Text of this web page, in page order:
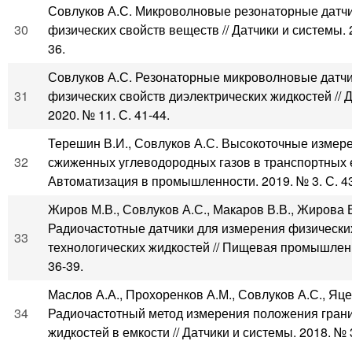
30
Совлуков А.С. Микроволновые резонаторные
физических свойств веществ // Датчики и
36.
31
Совлуков А.С. Резонаторные микроволновые
физических свойств диэлектрических жидкостей //
2020. № 11. С. 41-44.
32
Терешин В.И., Совлуков А.С. Высокоточные
сжиженных углеводородных газов в транспортных
Автоматизация в промышленности. 2019. № 3. С.
33
Жиров М.В., Совлуков А.С., Макаров В.В., Жирова
Радиочастотные датчики для измерения
технологических жидкостей // Пищевая
36-39.
34
Маслов А.А., Прохоренков А.М., Совлуков А.С.,
Радиочастотный метод измерения положения
жидкостей в емкости // Датчики и системы. 2018. №